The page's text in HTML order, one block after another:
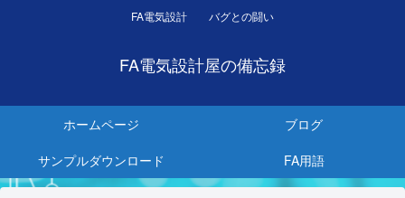
FA電気設計 バグとの闘い
FA電気設計屋の備忘録
ホームページ
ブログ
サンプルダウンロード
FA用語